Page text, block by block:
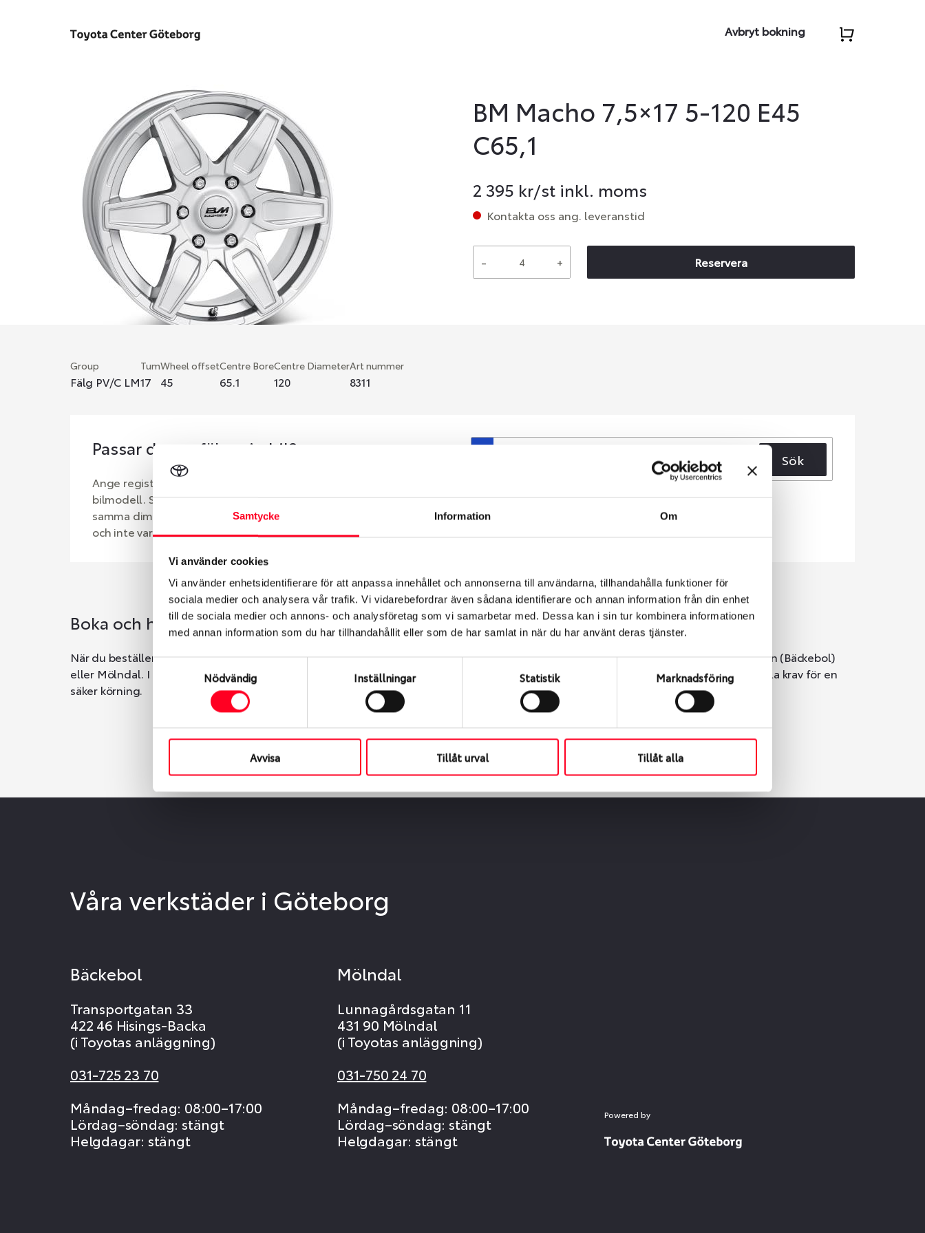
Samtycke Information Om
Vi använder cookies
Vi använder enhetsidentifierare för att anpassa innehållet och annonserna till användarna, tillhandahålla funktioner för
sociala medier och analysera vår trafik. Vi vidarebefordrar även sådana identifierare och annan information från din enhet
till de sociala medier och annons- och analysföretag som vi samarbetar med. Dessa kan i sin tur kombinera informationen
med annan information som du har tillhandahållit eller som de har samlat in när du har använt deras tjänster.
Samtyckesval
Nödvändig Inställningar Statistik Marknadsföring
Avvisa Tillåt urval Tillåt alla
Avbryt bokning
BM Macho 7,5×17 5-120 E45
C65,1
2 395 kr/st inkl. moms
Kontakta oss ang. leveranstid
- + Reservera
Group
Fälg PV/C LM
Tum
17
Wheel offset
45
Centre Bore
65.1
Centre Diameter
120
Art nummer
8311
Passar denna fälg min bil?
Ange registreringsnummer för att se om den fälg du valt passar din
bilmodell. Se till att kolla en extra gång så att däck och fälg har
samma dimensioner. Ibland kan fälgen ha bytts ut under årens lopp
och inte vara samma dimension som bilen hade ut från fabrik.
Sök
Boka och hämta hos Däckspecialen
När du beställer dina nya däck eller fälgar hos oss levereras de direkt till någon av våra däckverkstäder i Göteborg. Välj mellan Hisingen (Bäckebol)
eller Mölndal. I beställningen anger du datum och tid för upphämtning eller service. När vi byter dina däck ser vi till att de uppfyller alla krav för en
säker körning.
Våra verkstäder i Göteborg
Bäckebol
Transportgatan 33
422 46 Hisings-Backa
(i Toyotas anläggning)
031-725 23 70
Måndag–fredag: 08:00–17:00
Lördag–söndag: stängt
Helgdagar: stängt
Mölndal
Lunnagårdsgatan 11
431 90 Mölndal
(i Toyotas anläggning)
031-750 24 70
Måndag–fredag: 08:00–17:00
Lördag–söndag: stängt
Helgdagar: stängt
Powered by